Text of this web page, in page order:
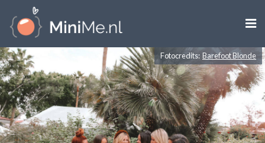

ZWANGER WORDEN
ZWANGER
BABY
Fotocredits: Barefoot Blonde